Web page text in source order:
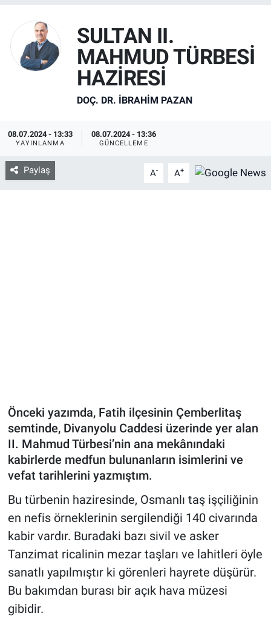
SULTAN II.
MAHMUD TÜRBESİ
HAZİRESİ
DOÇ. DR. İBRAHİM PAZAN
08.07.2024 - 13:33
YAYINLANMA
08.07.2024 - 13:36
GÜNCELLEME
Paylaş A- A+
Önceki yazımda, Fatih ilçesinin Çemberlitaş
semtinde, Divanyolu Caddesi üzerinde yer alan
II. Mahmud Türbesi’nin ana mekânındaki
kabirlerde medfun bulunanların isimlerini ve
vefat tarihlerini yazmıştım.
Bu türbenin haziresinde, Osmanlı taş işçiliğinin
en nefis örneklerinin sergilendiği 140 civarında
kabir vardır. Buradaki bazı sivil ve asker
Tanzimat ricalinin mezar taşları ve lahitleri öyle
sanatlı yapılmıştır ki görenleri hayrete düşürür.
Bu bakımdan burası bir açık hava müzesi
gibidir.
SAĞLIK
EKONOMİ
Keşfet
ASTROLOJİ
İletişim (Künye)